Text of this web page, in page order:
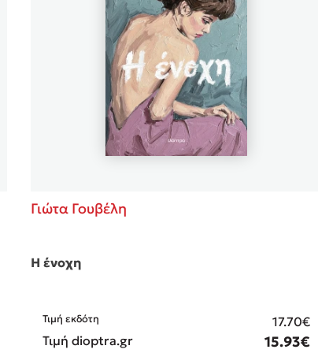
Εύκολη συνταγή για
από τον Άκη
3 βιβλία που μπορείς
μια μέρα!
Διακοπές με τα
παύση σε μετωπική
δική τους για εκτόνωση
Πάνω, κάτω, μπροστά,
Γιώτα Γουβέλη
Η ένοχη
Τιμή εκδότη
17.70€
Τιμή dioptra.gr
15.93€